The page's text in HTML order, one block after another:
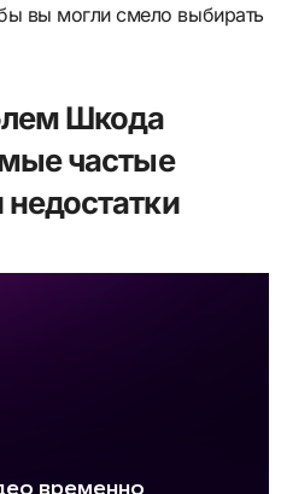
вы могли смело выбирать
Шкода
частые